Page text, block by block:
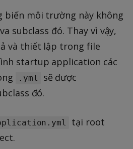
biến môi trường này không
subclass đó. Thay vì vậy,
và thiết lập trong file
startup application các
.yml
sẽ được
đó.
tại root